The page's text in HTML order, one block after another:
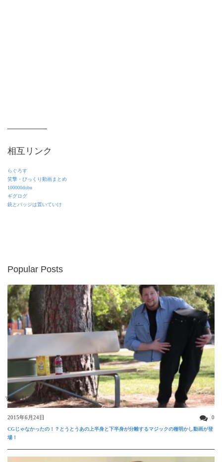
相互リンク
らぐろす
笑撃・びっくり動画まとめ
100000dobu
ギグログ
銃とバッジは置いていけ
Popular Posts
すごい動画
2015年6月24日 0
CGじゃなかったの！？とうとうあの上半身と下半身が分離するマジックの種明かし動画が登
場！